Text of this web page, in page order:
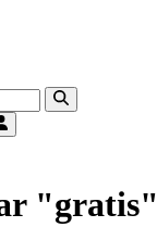
"gratis"